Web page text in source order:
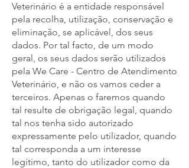
Veterinário é a entidade responsável
pela recolha, utilização, conservação e
eliminação, se aplicável, dos seus
dados. Por tal facto, de um modo
geral, os seus dados serão utilizados
pela We Care - Centro de Atendimento
Veterinário, e não os vamos ceder a
terceiros. Apenas o faremos quando
tal resulte de obrigação legal, quando
tal nos tenha sido autorizado
expressamente pelo utilizador, quando
tal corresponda a um interesse
legítimo, tanto do utilizador como da